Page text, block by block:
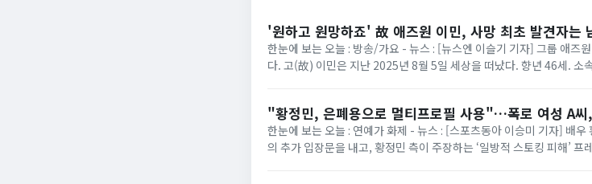
'원하고 원망하죠' 故 애즈원 이민, 사망 최초 발견자
한눈에 보는 오늘 : 방송/가요 - 뉴스 : [뉴스엔 이슬기 기자] 그룹 애즈
다. 고(故) 이민은 지난 2025년 8월 5일 세상을 떠났다. 향년 46세. 소
"황정민, 은폐용으로 멀티프로필 사용"…폭로 여성 A
한눈에 보는 오늘 : 연예가 화제 - 뉴스 : [스포츠동아 이승미 기자] 배
의 추가 입장문을 내고, 황정민 측이 주장하는 ‘일방적 스토킹 피해’